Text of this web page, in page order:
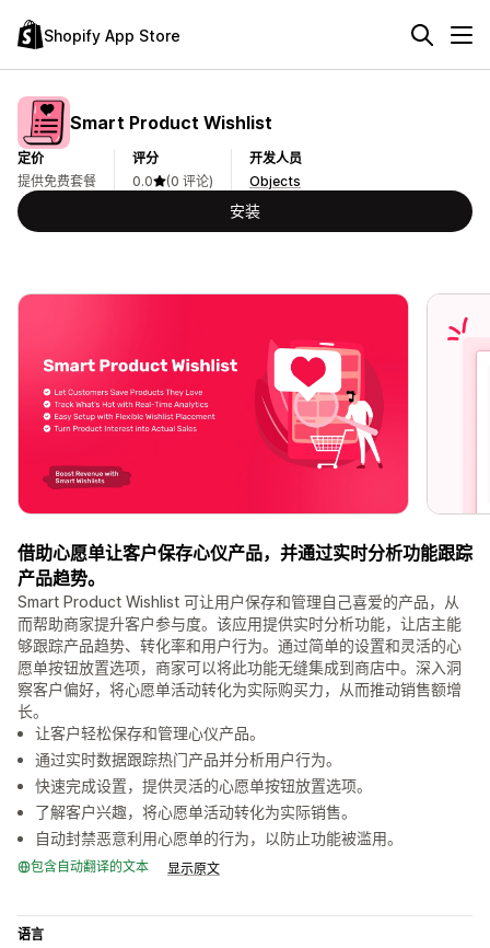
Shopify App Store
Smart Product Wishlist
定价
提供免费套餐
评分
0.0
(0 评论)
开发人员
Objects
安装
借助心愿单让客户保存心仪产品，并通过实时分析功能跟踪
产品趋势。
Smart Product Wishlist 可让用户保存和管理自己喜爱的产品，从
而帮助商家提升客户参与度。该应用提供实时分析功能，让店主能
够跟踪产品趋势、转化率和用户行为。通过简单的设置和灵活的心
愿单按钮放置选项，商家可以将此功能无缝集成到商店中。深入洞
察客户偏好，将心愿单活动转化为实际购买力，从而推动销售额增
长。
让客户轻松保存和管理心仪产品。
通过实时数据跟踪热门产品并分析用户行为。
快速完成设置，提供灵活的心愿单按钮放置选项。
了解客户兴趣，将心愿单活动转化为实际销售。
自动封禁恶意利用心愿单的行为，以防止功能被滥用。
包含自动翻译的文本 显示原文
语言